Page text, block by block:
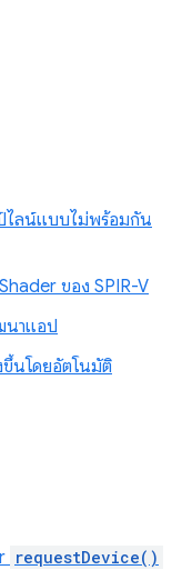
ไลน์แบบไม่พร้อมกัน
ของ SPIR-V
นาแอป
ขึ้นโดยอัตโนมัติ
requestDevice()